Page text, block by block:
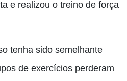
e realizou o treino de força
tenha sido semelhante
de exercícios perderam